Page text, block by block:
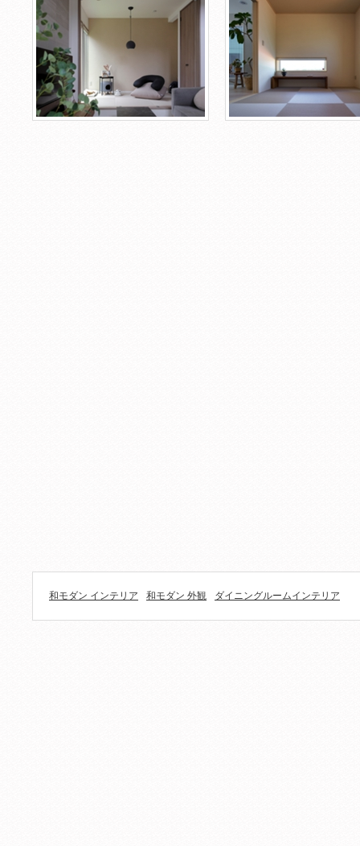
和モダン インテリア 和モダン 外観 ダイニングルームインテリア